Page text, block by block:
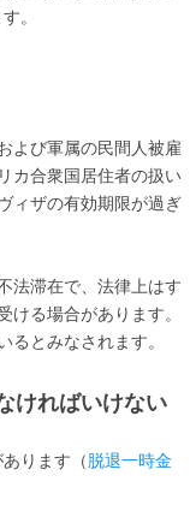
。
よび軍属の民間人被雇
カ合衆国居住者の扱い
ィザの有効期限が過ぎ
法滞在で、法律上はす
る場合があります。
とみなされます。
ければいけない
ります（脱退一時金